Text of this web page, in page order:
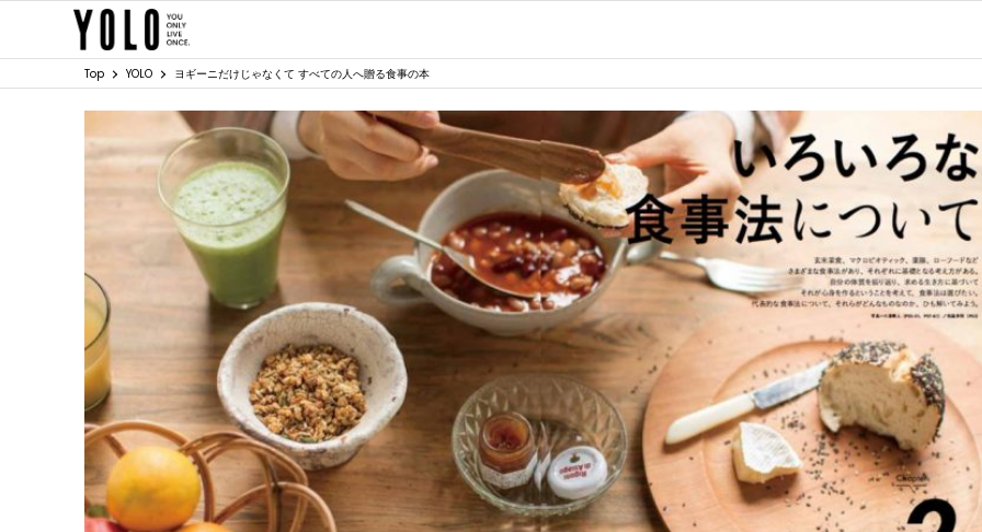
Top YOLO ヨギーニだけじゃなくて すべての人へ贈る食事の本